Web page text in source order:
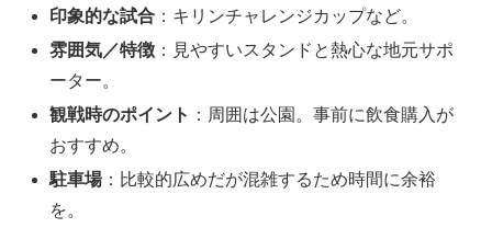
印象的な試合 ：キリンチャレンジカップなど。
雰囲気／特徴 ：見やすいスタンドと熱心な地元サポ
ーター。
観戦時のポイント ：周囲は公園。事前に飲食購入が
おすすめ。
駐車場：比較的広めだが混雑するため時間に余裕
を。